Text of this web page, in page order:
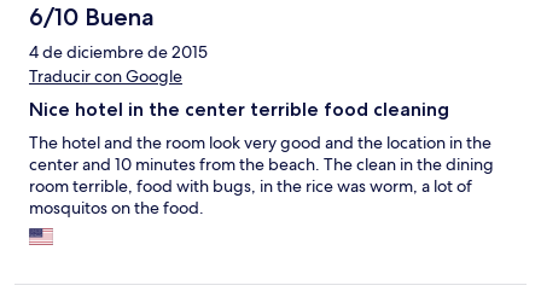
6/10 Buena
4 de diciembre de 2015
Traducir con Google
Nice hotel in the center terrible food cleaning
The hotel and the room look very good and the location in the
center and 10 minutes from the beach. The clean in the dining
room terrible, food with bugs, in the rice was worm, a lot of
mosquitos on the food.